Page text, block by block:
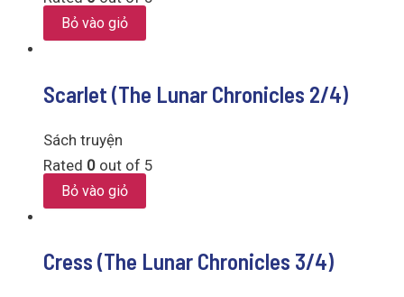
Bỏ vào giỏ
Scarlet (The Lunar Chronicles 2/4)
Sách truyện
Rated 0 out of 5
Bỏ vào giỏ
Cress (The Lunar Chronicles 3/4)